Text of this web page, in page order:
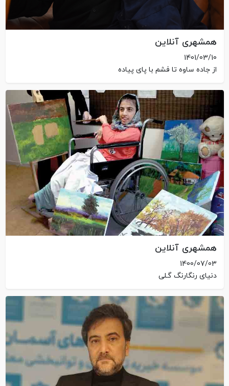
همشهری آنلاین
1401/03/10
از جاده ساوه تا فشم با پای پیاده
همشهری آنلاین
1400/07/03
دنیای رنگارنگ گـلی